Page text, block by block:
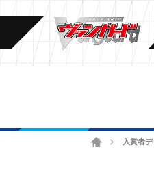
ホーム 入賞者